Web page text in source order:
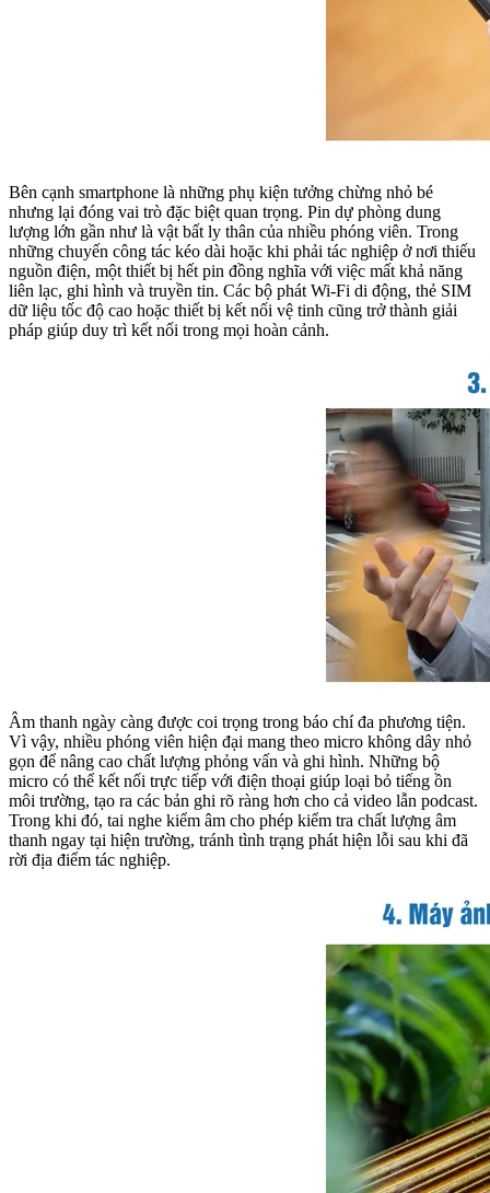
Bên cạnh smartphone là những phụ kiện tưởng chừng nhỏ bé
nhưng lại đóng vai trò đặc biệt quan trọng. Pin dự phòng dung
lượng lớn gần như là vật bất ly thân của nhiều phóng viên. Trong
những chuyến công tác kéo dài hoặc khi phải tác nghiệp ở nơi thiếu
nguồn điện, một thiết bị hết pin đồng nghĩa với việc mất khả năng
liên lạc, ghi hình và truyền tin. Các bộ phát Wi-Fi di động, thẻ SIM
dữ liệu tốc độ cao hoặc thiết bị kết nối vệ tinh cũng trở thành giải
pháp giúp duy trì kết nối trong mọi hoàn cảnh.
Âm thanh ngày càng được coi trọng trong báo chí đa phương tiện.
Vì vậy, nhiều phóng viên hiện đại mang theo micro không dây nhỏ
gọn để nâng cao chất lượng phỏng vấn và ghi hình. Những bộ
micro có thể kết nối trực tiếp với điện thoại giúp loại bỏ tiếng ồn
môi trường, tạo ra các bản ghi rõ ràng hơn cho cả video lẫn podcast.
Trong khi đó, tai nghe kiểm âm cho phép kiểm tra chất lượng âm
thanh ngay tại hiện trường, tránh tình trạng phát hiện lỗi sau khi đã
rời địa điểm tác nghiệp.